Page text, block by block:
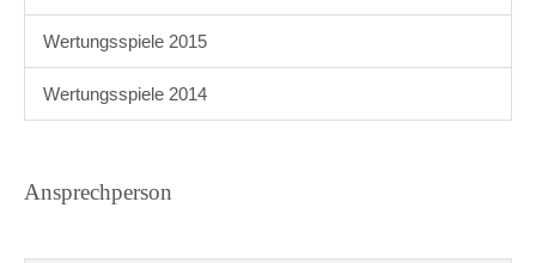
Wertungsspiele 2015
Wertungsspiele 2014
Ansprechperson